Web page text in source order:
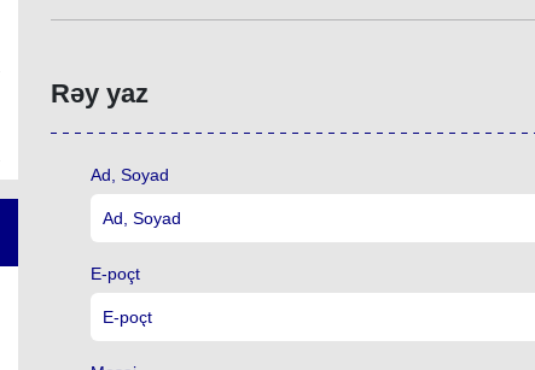
Rəy yaz
Ad, Soyad
E-poçt